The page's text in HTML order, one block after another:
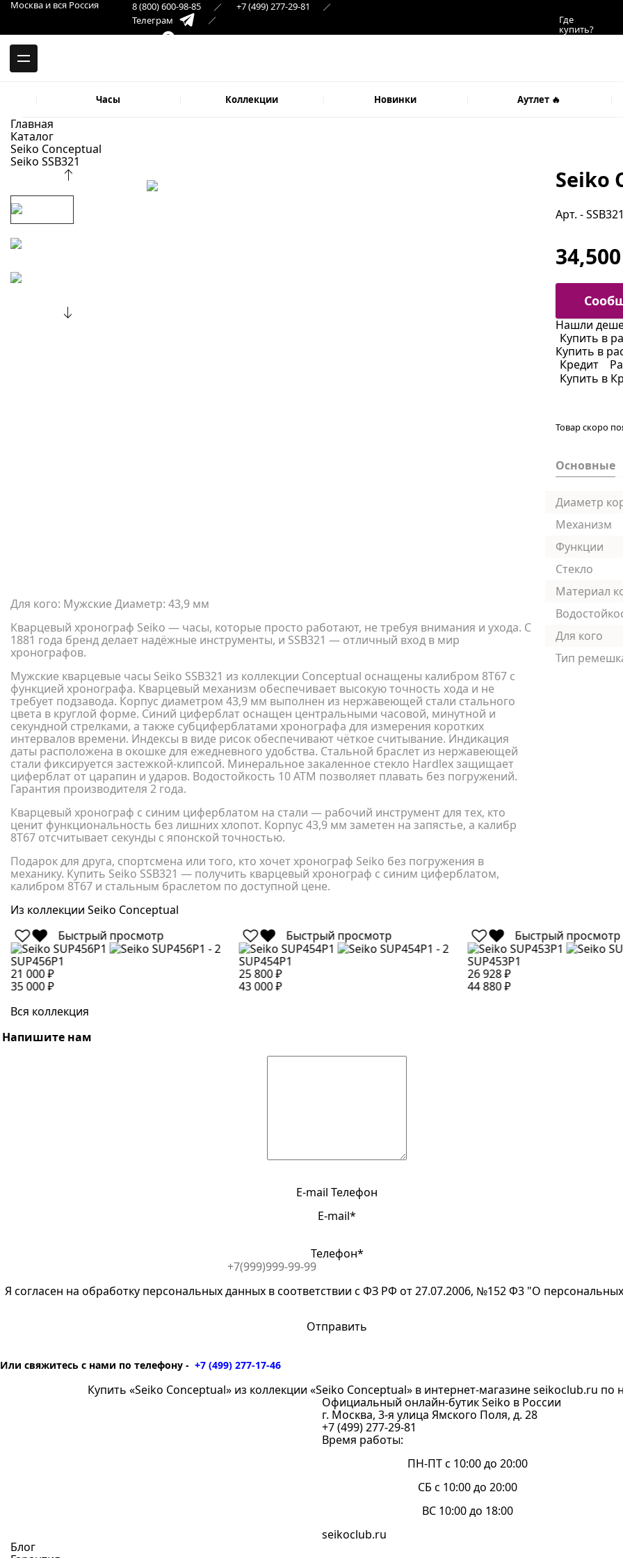
Москва и вся Россия
Самара
8 (846) 379-32-22
8 (800) 600-98-85
+7 (499) 277-29-81
Телеграм
Макс
Где
купить?
Часы Коллекции Новинки Аутлет 🔥
Главная
Каталог
Seiko Conceptual
Seiko SSB321
Для кого: Мужские Диаметр: 43,9 мм
Кварцевый хронограф Seiko — часы, которые просто работают, не требуя внимания и ухода. С
1881 года бренд делает надёжные инструменты, и SSB321 — отличный вход в мир
хронографов.
Мужские кварцевые часы Seiko SSB321 из коллекции Conceptual оснащены калибром 8T67 с
функцией хронографа. Кварцевый механизм обеспечивает высокую точность хода и не
требует подзавода. Корпус диаметром 43,9 мм выполнен из нержавеющей стали стального
цвета в круглой форме. Синий циферблат оснащен центральными часовой, минутной и
секундной стрелками, а также субциферблатами хронографа для измерения коротких
интервалов времени. Индексы в виде рисок обеспечивают чёткое считывание. Индикация
даты расположена в окошке для ежедневного удобства. Стальной браслет из нержавеющей
стали фиксируется застежкой-клипсой. Минеральное закаленное стекло Hardlex защищает
циферблат от царапин и ударов. Водостойкость 10 АТМ позволяет плавать без погружений.
Гарантия производителя 2 года.
Кварцевый хронограф с синим циферблатом на стали — рабочий инструмент для тех, кто
ценит функциональность без лишних хлопот. Корпус 43,9 мм заметен на запястье, а калибр
8T67 отсчитывает секунды с японской точностью.
Подарок для друга, спортсмена или того, кто хочет хронограф Seiko без погружения в
механику. Купить Seiko SSB321 — получить кварцевый хронограф с синим циферблатом,
калибром 8T67 и стальным браслетом по доступной цене.
Seiko
Арт. - SSB321
Нашли
Купить в
Купить в
Кредит
Купить в
Товар скоро
Основные
Диаметр
Механизм
Функции
Стекло
Материал
Для кого
Тип
Из коллекции Seiko Conceptual
Быстрый просмотр
SUP456P1
21 000 ₽
35 000 ₽
Быстрый просмотр
SUP454P1
25 800 ₽
43 000 ₽
Быстрый просмотр
SUP453P1
26 928 ₽
44 880 ₽
Вся коллекция
Напишите нам
E-mail Телефон
E-mail*
Телефон*
Я согласен на обработку персональных данных в соответствии с ФЗ РФ от 27.07.2006, №152 Ф3 "О
Или свяжитесь с нами по телефону - +7 (499) 277-17-46
Купить «Seiko Conceptual» из коллекции «Seiko Conceptual» в интернет-магазине seikoclub.ru по
Официальный онлайн-бутик Seiko в России
г. Москва, 3-я улица Ямского Поля, д. 28
+7 (499) 277-29-81
Время работы:
ПН-ПТ с 10:00 до 20:00
СБ с 10:00 до 20:00
ВС 10:00 до 18:00
seikoclub.ru
Блог